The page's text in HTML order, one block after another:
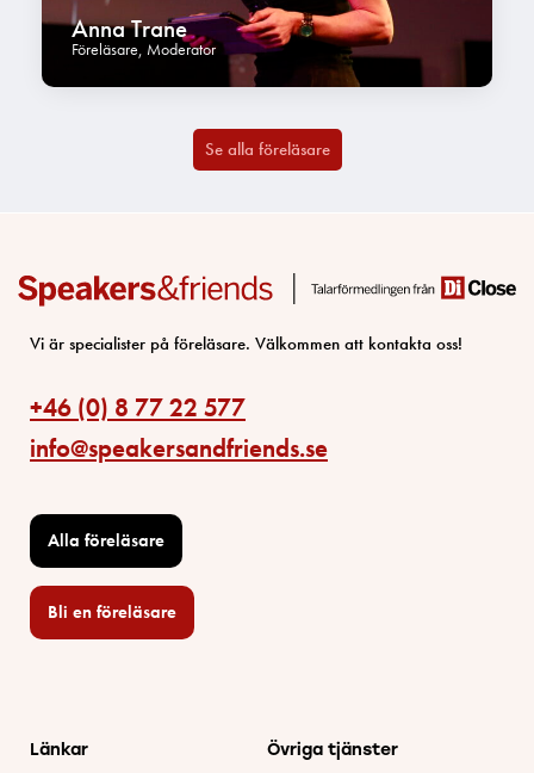
Anna Trane
Föreläsare, Moderator
Se alla föreläsare
Vi är specialister på föreläsare. Välkommen att kontakta oss!
+46 (0) 8 77 22 577
info@speakersandfriends.se
Alla föreläsare
Bli en föreläsare​
Länkar Övriga tjänster